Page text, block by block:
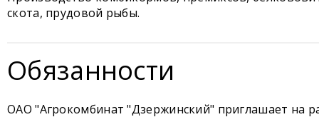
скота, прудовой рыбы.
Обязанности
ОАО "Агрокомбинат "Дзержинский" приглашает на